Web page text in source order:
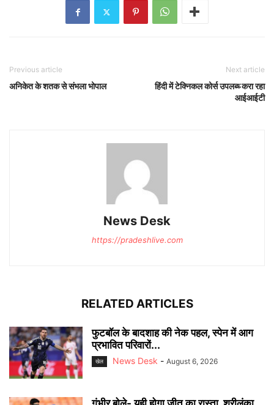
Previous article
अनिकेत के शतक से संभला भोपाल
Next article
हिंदी में टेक्निकल कोर्स उपलब्‍ध्‍ करा रहा
आईआईटी
News Desk
https://pradeshlive.com
RELATED ARTICLES
फुटबॉल के बादशाह की नेक पहल, स्पेन में आग
प्रभावित परिवारों...
खेल News Desk - August 6, 2026